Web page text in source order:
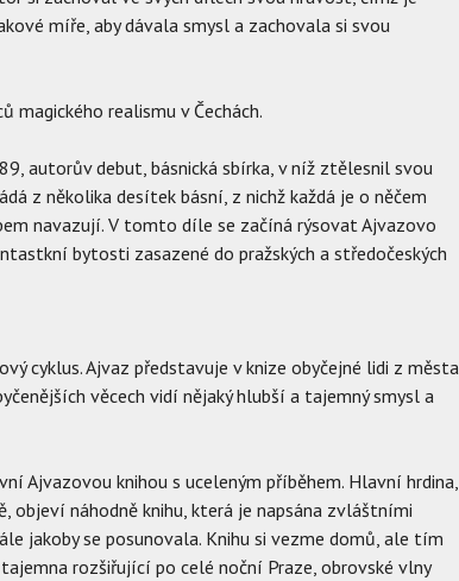
míře, aby dávala smysl a zachovala si svou
magického realismu v Čechách.
autorův debut, básnická sbírka, v níž ztělesnil svou
z několika desítek básní, z nichž každá je o něčem
navazují. V tomto díle se začíná rýsovat Ajvazovo
bytosti zasazené do pražských a středočeských
cyklus. Ajvaz představuje v knize obyčejné lidi z města
věcech vidí nějaký hlubší a tajemný smysl a
Ajvazovou knihou s uceleným příběhem. Hlavní hrdina,
objeví náhodně knihu, která je napsána zvláštními
jakoby se posunovala. Knihu si vezme domů, ale tím
rozšiřující po celé noční Praze, obrovské vlny